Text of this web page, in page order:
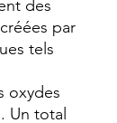
des
par
tels
oxydes
Un total